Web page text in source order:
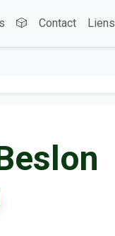
🎲 Contact Liens